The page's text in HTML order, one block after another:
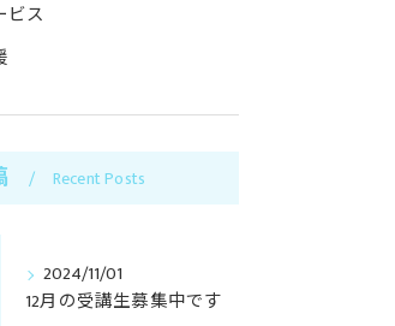
ビス
Recent Posts
2024/11/01
12月の受講生募集中です